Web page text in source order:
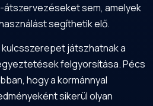
sem, amelyek
segíthetik elő.
játszhatnak a
felgyorsítása. Pécs
hogy a kormánnyal
sikerül olyan